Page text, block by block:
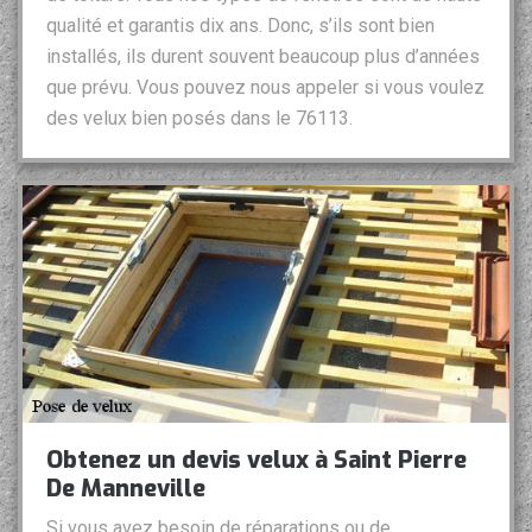
qualité et garantis dix ans. Donc, s’ils sont bien
installés, ils durent souvent beaucoup plus d’années
que prévu. Vous pouvez nous appeler si vous voulez
des velux bien posés dans le 76113.
Obtenez un devis velux à Saint Pierre
De Manneville